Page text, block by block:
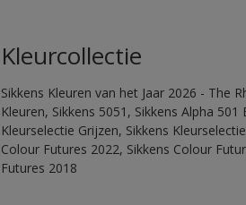
Kleurcollectie
Sikkens Kleuren van het Jaar 2026 - The
Kleuren, Sikkens 5051, Sikkens Alpha
Kleurselectie Grijzen, Sikkens
Colour Futures 2022, Sikkens Colour
Futures 2018